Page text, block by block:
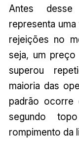
Antes
representa
rejeições no
seja, um
superou
maioria das
padrão ocorre
segundo
rompimento da